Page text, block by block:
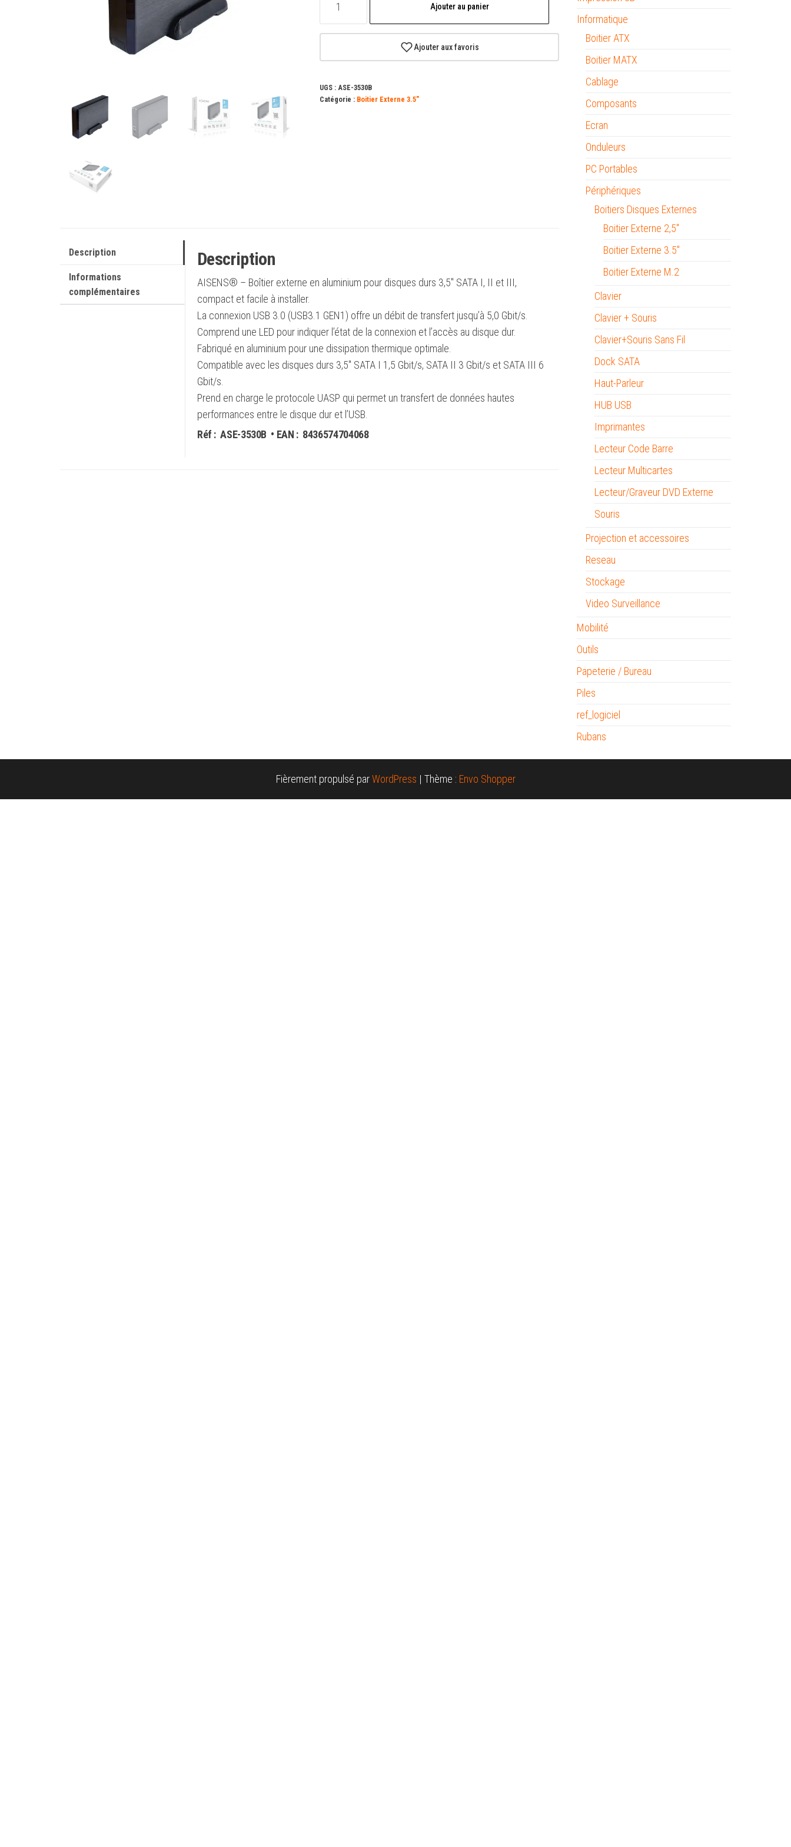
Aisens
pour
3.1
Noir
Ajouter au panier
Ajouter aux favoris
UGS : ASE-3530B
Catégorie : Boitier Externe 3.5"
Description
Informations
complémentaires
Description
AISENS® – Boîtier externe en aluminium pour disques durs 3,5″ SATA I, II et III,
compact et facile à installer.
La connexion USB 3.0 (USB3.1 GEN1) offre un débit de transfert jusqu’à 5,0 Gbit/s.
Comprend une LED pour indiquer l’état de la connexion et l’accès au disque dur.
Fabriqué en aluminium pour une dissipation thermique optimale.
Compatible avec les disques durs 3,5″ SATA I 1,5 Gbit/s, SATA II 3 Gbit/s et SATA III 6
Gbit/s.
Prend en charge le protocole UASP qui permet un transfert de données hautes
performances entre le disque dur et l’USB.
Réf : ASE-3530B • EAN : 8436574704068
Informatique
Boitier ATX
Boitier MATX
Cablage
Composants
Ecran
Onduleurs
PC Portables
Périphériques
Boitiers Disques Externes
Boitier Externe 2,5"
Boitier Externe 3.5"
Boitier Externe M.2
Clavier
Clavier + Souris
Clavier+Souris Sans Fil
Dock SATA
Haut-Parleur
HUB USB
Imprimantes
Lecteur Code Barre
Lecteur Multicartes
Lecteur/Graveur DVD Externe
Souris
Projection et accessoires
Reseau
Stockage
Video Surveillance
Mobilité
Outils
Papeterie / Bureau
Piles
ref_logiciel
Rubans
Fièrement propulsé parWordPress | Thème : Envo Shopper